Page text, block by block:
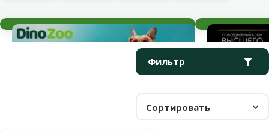
Фильтр
Сортировать
Продукты в категории Трава для кошек